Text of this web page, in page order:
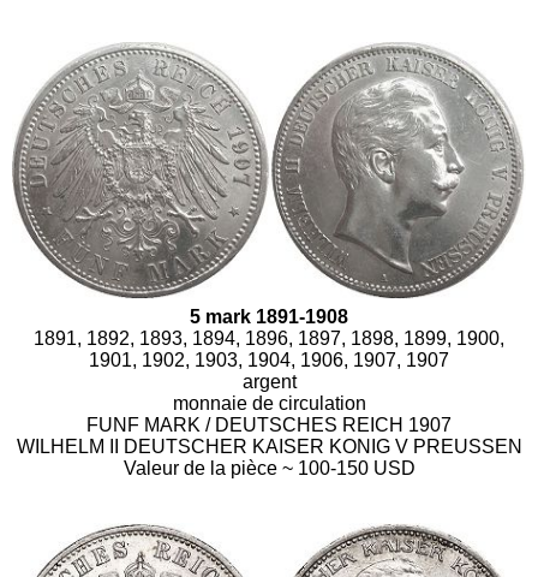
5 mark 1891-1908
1891, 1892, 1893, 1894, 1896, 1897, 1898, 1899, 1900,
1901, 1902, 1903, 1904, 1906, 1907, 1907
argent
monnaie de circulation
FUNF MARK / DEUTSCHES REICH 1907
WILHELM II DEUTSCHER KAISER KONIG V PREUSSEN
Valeur de la pièce ~ 100-150 USD